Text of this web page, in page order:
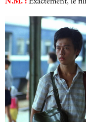
N.M. : Exactement, le